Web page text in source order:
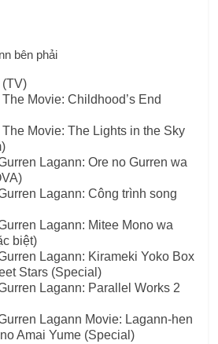
(TV)
Movie: Childhood’s End
Movie: The Lights in the Sky
Lagann: Ore no Gurren wa
Lagann: Công trình song
Lagann: Mitee Mono wa
biệt)
Lagann: Kirameki Yoko Box
Stars (Special)
Lagann: Parallel Works 2
Lagann Movie: Lagann-hen
Amai Yume (Special)